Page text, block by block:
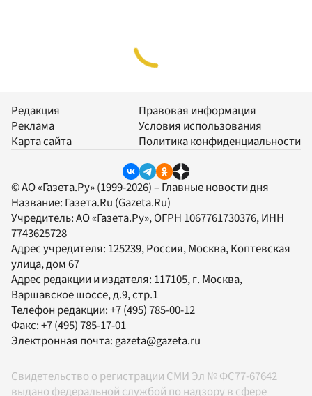
Редакция
Реклама
Карта сайта
Правовая информация
Условия использования
Политика конфиденциальности
© АО «Газета.Ру» (1999-2026) – Главные новости дня
Название: Газета.Ru (Gazeta.Ru)
Учредитель:АО «Газета.Ру», ОГРН 1067761730376, ИНН
7743625728
Адрес учредителя: 125239, Россия, Москва, Коптевская
улица, дом 67
Адрес редакции и издателя: 117105, г. Москва,
Варшавское шоссе, д.9, стр.1
Телефон редакции:+7 (495) 785-00-12
Факс:+7 (495) 785-17-01
Электронная почта:gazeta@gazeta.ru
Свидетельство о регистрации СМИ Эл № ФС77-67642
выдано федеральной службой по надзору в сфере